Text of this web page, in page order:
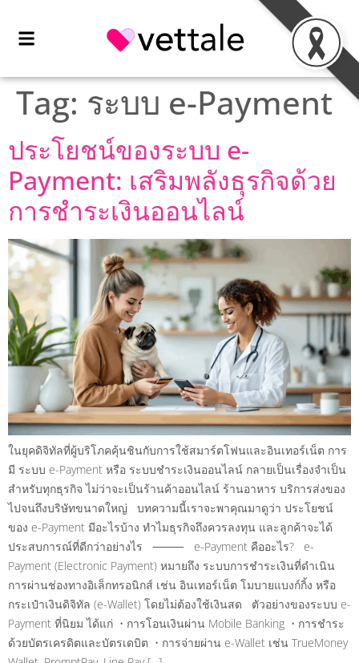
Tag: ระบบ e-Payment
ประโยชน์ของระบบ e-
Payment: เสริมพลังธุรกิจด้วย
การชำระเงินออนไลน์
ในยุคดิจิทัลที่ผู้บริโภคคุ้นชินกับการใช้สมาร์ตโฟนและอินเทอร์เน็ต การ
มี ระบบ e-Payment หรือ ระบบชำระเงินออนไลน์ กลายเป็นเรื่องจำเป็น
สำหรับทุกธุรกิจ ไม่ว่าจะเป็นร้านค้าออนไลน์ ร้านอาหาร บริการส่งของ
ไปจนถึงบริษัทขนาดใหญ่ บทความนี้เราจะพาคุณมาดูว่า ประโยชน์
ของ e-Payment มีอะไรบ้าง ทำไมธุรกิจถึงควรลงทุน และลูกค้าจะได้
ประสบการณ์ที่ดีกว่าอย่างไร ⸻ e-Payment คืออะไร? e-
Payment (Electronic Payment) หมายถึง ระบบการชำระเงินที่ดำเนิน
การผ่านช่องทางอิเล็กทรอนิกส์ เช่น อินเทอร์เน็ต โมบายแบงก์กิ้ง หรือ
กระเป๋าเงินดิจิทัล (e-Wallet) โดยไม่ต้องใช้เงินสด ตัวอย่างของระบบ e-
Payment ที่นิยม ได้แก่ • การโอนเงินผ่าน Mobile Banking • การชำระ
ด้วยบัตรเครดิตและบัตรเดบิต • การจ่ายผ่าน e-Wallet เช่น TrueMoney